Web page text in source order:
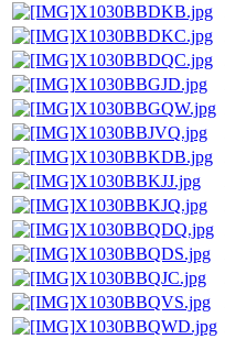
X1030BBDKB.jpg
X1030BBDKC.jpg
X1030BBDQC.jpg
X1030BBGJD.jpg
X1030BBGQW.jpg
X1030BBJVQ.jpg
X1030BBKDB.jpg
X1030BBKJJ.jpg
X1030BBKJQ.jpg
X1030BBQDQ.jpg
X1030BBQDS.jpg
X1030BBQJC.jpg
X1030BBQVS.jpg
X1030BBQWD.jpg